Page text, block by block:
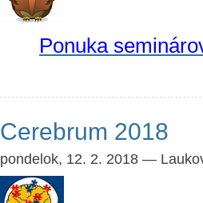
Ponuka
Cerebrum 2018
pondelok, 12. 2. 2018 —